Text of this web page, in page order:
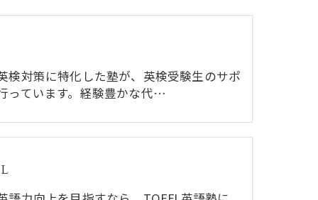
検対策に特化した塾が、英検受験生のサポ
っています。経験豊かな代…